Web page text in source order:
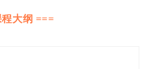
大纲 ===